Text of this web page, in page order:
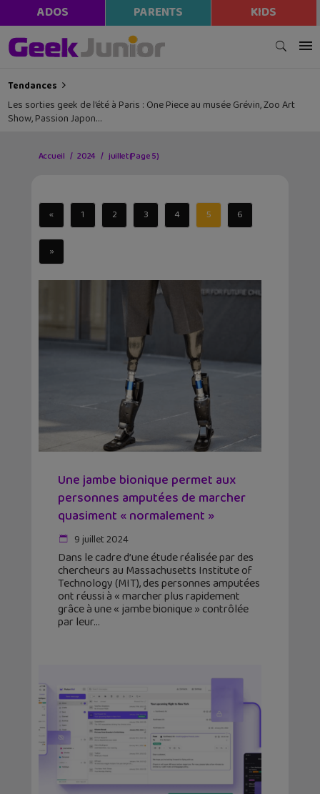
ADOS PARENTS KIDS
Tendances
Les sorties geek de l’été à Paris : One Piece au musée Grévin, Zoo Art
Show, Passion Japon…
Accueil 2024 juillet(Page 5)
« 1 2 3 4 5 6
»
Une jambe bionique permet aux
personnes amputées de marcher
quasiment « normalement »
9 juillet 2024
Dans le cadre d’une étude réalisée par des
chercheurs au Massachusetts Institute of
Technology (MIT), des personnes amputées
ont réussi à « marcher plus rapidement
grâce à une « jambe bionique » contrôlée
par leur